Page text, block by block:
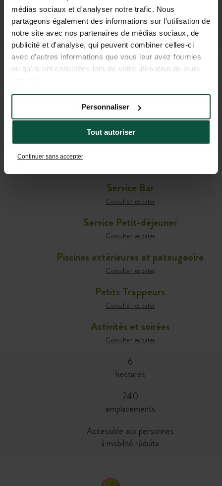
médias sociaux et d'analyser notre trafic. Nous
partageons également des informations sur l'utilisation de
notre site avec nos partenaires de médias sociaux, de
publicité et d'analyse, qui peuvent combiner celles-ci
avec d'autres informations que vous leur avez fournies
ou qu'ils ont collectées lors de votre utilisation de leurs
Tout autoriser
Personnaliser
Continuer sans accepter
UTILES POUR PRÉPARER VOTRE
SÉJOUR
Service Bar
Consulter les dates
Service Petit-déjeuner
Consulter les dates
Piscines extérieures et pataugeoire
Consulter les dates
Petits Trappeurs
Consulter les dates
Activités et soirées
Consulter les dates
6
hectares
240
emplacements
Accessible aux personnes
à mobilité réduite